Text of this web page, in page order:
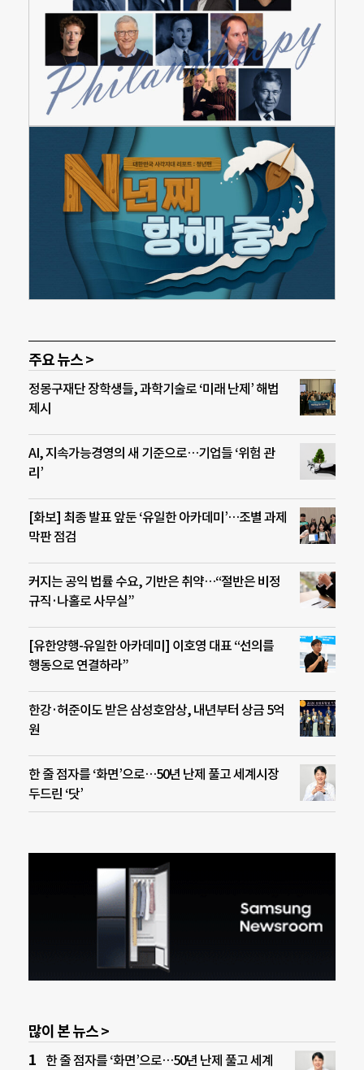
주요 뉴스 >
정몽구재단 장학생들, 과학기술로 ‘미래 난제’ 해법
제시
AI, 지속가능경영의 새 기준으로…기업들 ‘위험 관
리’
[화보] 최종 발표 앞둔 ‘유일한 아카데미’…조별 과제
막판 점검
커지는 공익 법률 수요, 기반은 취약…“절반은 비정
규직·나홀로 사무실”
[유한양행-유일한 아카데미] 이호영 대표 “선의를
행동으로 연결하라”
한강·허준이도 받은 삼성호암상, 내년부터 상금 5억
원
한 줄 점자를 ‘화면’으로…50년 난제 풀고 세계시장
두드린 ‘닷’
많이 본 뉴스 >
한 줄 점자를 ‘화면’으로…50년 난제 풀고 세계